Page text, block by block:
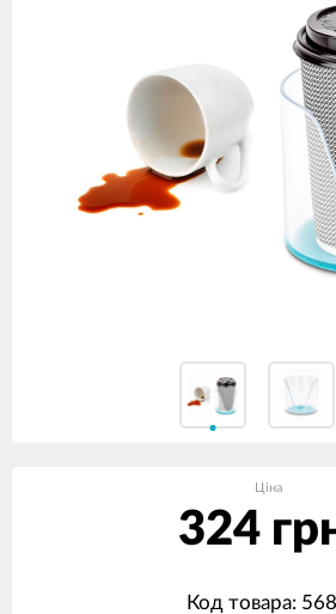
Ціна
324
Код товара: